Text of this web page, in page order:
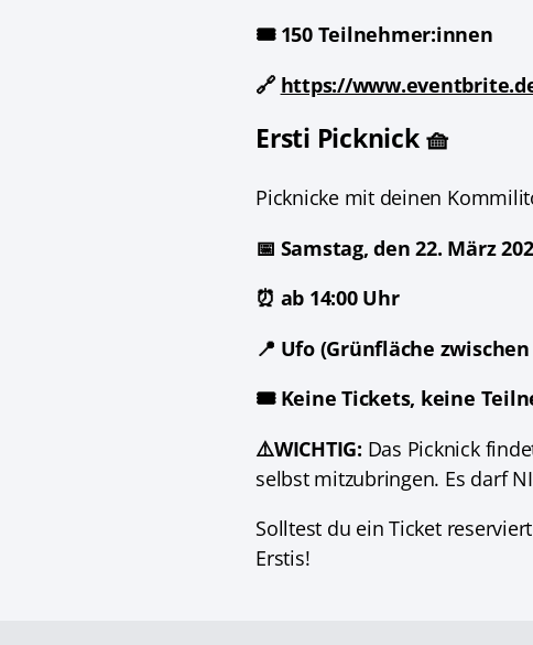
🎟️ 150 Teilnehmer:innen
🔗 https://
Ersti Picknick 🧺
Picknicke mit deinen
📅 Samstag, den 22. März
⏰ ab 14:00 Uhr
📍 Ufo (Grünfläche
🎟️ Keine Tickets, keine
⚠️WICHTIG: Das Picknick
selbst mitzubringen. Es darf
Solltest du ein Ticket
Erstis!